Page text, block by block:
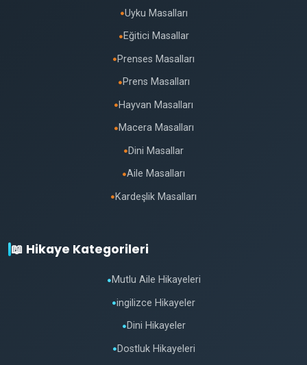
●Uyku Masalları
● Eğitici Masallar
● Prenses Masalları
● Prens Masalları
● Hayvan Masalları
● Macera Masalları
● Dini Masallar
●Aile Masalları
● Kardeşlik Masalları
📖 Hikaye Kategorileri
● Mutlu Aile Hikayeleri
●ingilizce Hikayeler
● Dini Hikayeler
● Dostluk Hikayeleri